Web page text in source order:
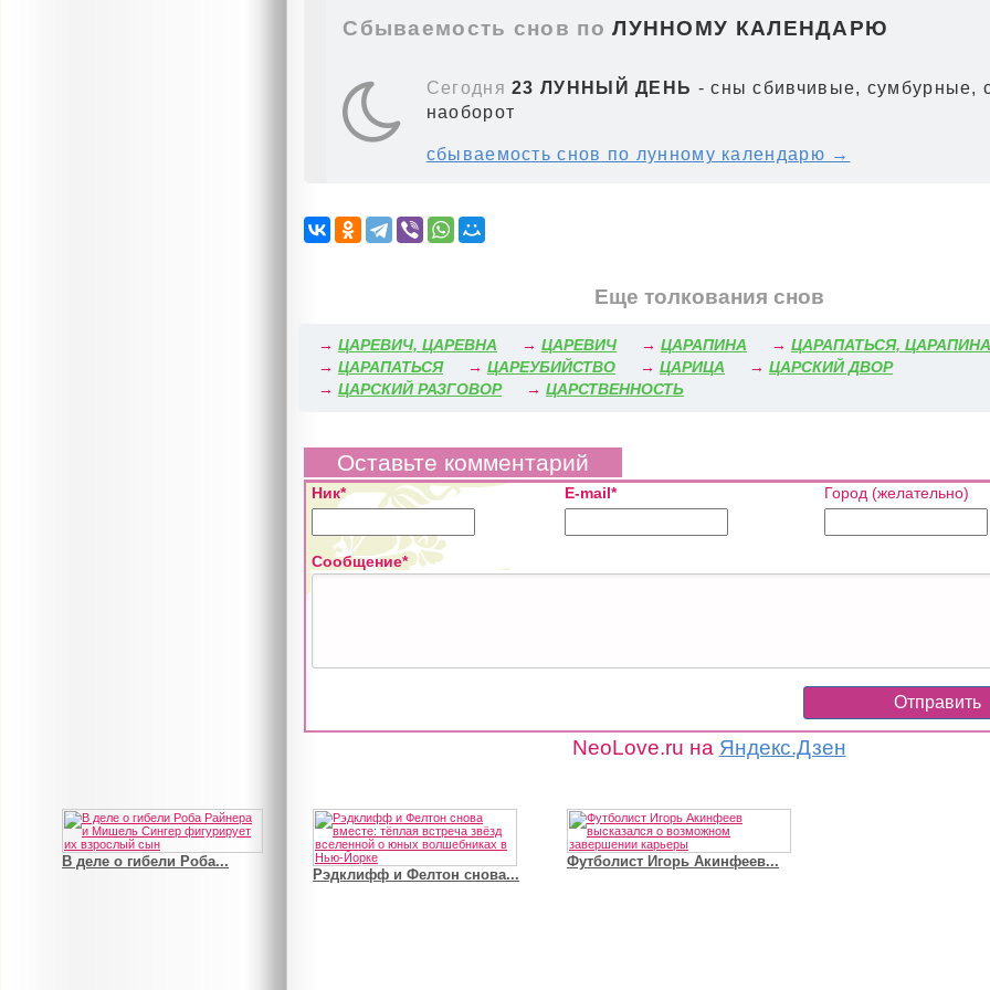
Сбываемость снов по ЛУННОМУ КАЛЕНДАРЮ
Сегодня 23 ЛУННЫЙ ДЕНЬ - сны сбивчивые, сумбурные,
наоборот
сбываемость снов по лунному календарю →
Еще толкования снов
→ ЦАРЕВИЧ, ЦАРЕВНА → ЦАРЕВИЧ → ЦАРАПИНА → ЦАРАПАТЬСЯ, ЦАРАПИНА
→ ЦАРАПАТЬСЯ → ЦАРЕУБИЙСТВО → ЦАРИЦА → ЦАРСКИЙ ДВОР
→ ЦАРСКИЙ РАЗГОВОР → ЦАРСТВЕННОСТЬ
Оставьте комментарий
Ник* E-mail* Город (желательно)
Сообщение*
NeoLove.ru на Яндекс.Дзен
В деле о гибели Роба...
Рэдклифф и Фелтон снова...
Футболист Игорь Акинфеев...